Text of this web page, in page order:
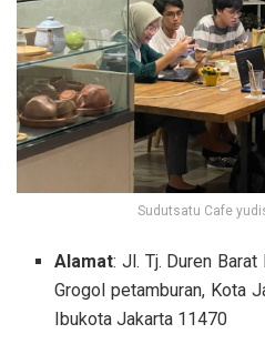
Sudutsatu Cafe
Alamat: Jl. Tj. Duren Barat
Grogol petamburan, Kota
Ibukota Jakarta 11470